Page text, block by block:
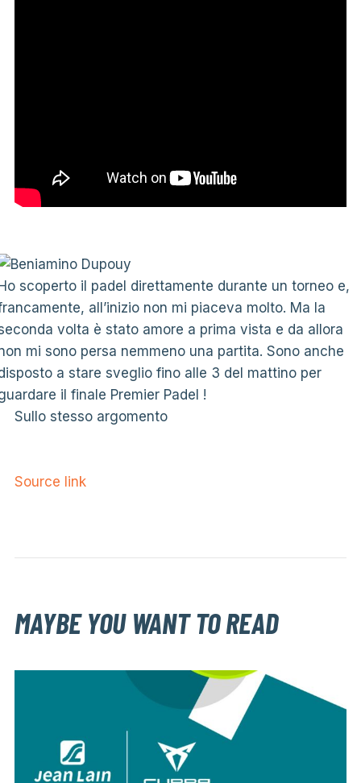
scoperto il padel direttamente durante un torneo e,
all’inizio non mi piaceva molto. Ma la
volta è stato amore a prima vista e da allora
mi sono persa nemmeno una partita. Sono anche
a stare sveglio fino alle 3 del mattino per
il finale Premier Padel !
Sullo stesso argomento
Source link
MAYBE YOU WANT TO READ